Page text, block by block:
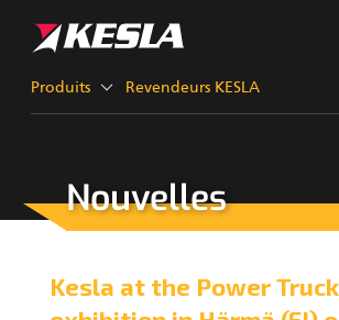
Produits Revendeurs KESLA
Page d'accueil
Produits
Grues forestiéres
Revendeurs KESLA
Nouvelles
Kesla at the Power